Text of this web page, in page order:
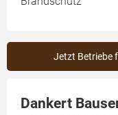
Jetzt Betriebe
Dankert